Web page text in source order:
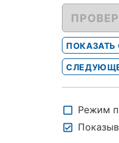
ПОКАЗАТЬ
Режим